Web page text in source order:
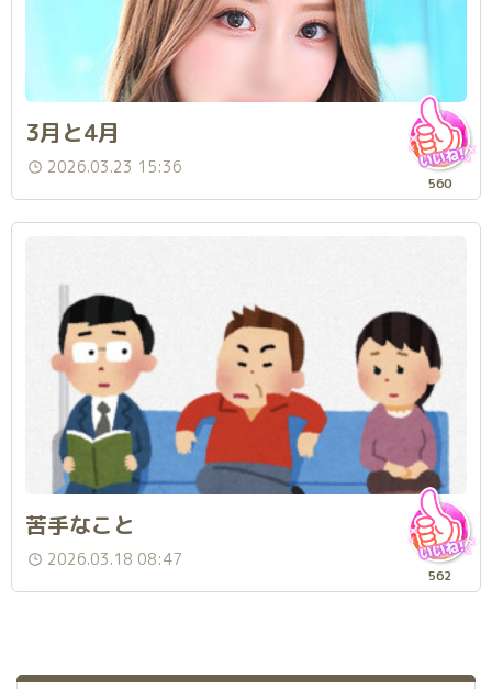
3月と4月
2026.03.23 15:36
560
苦手なこと
2026.03.18 08:47
562